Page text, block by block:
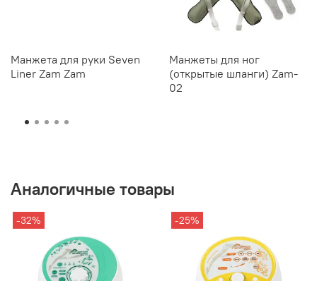
Манжета для руки Seven
Liner Zam Zam
Манжеты для ног
(открытые шланги) Zam-
02
Аналогичные товары
-32% -25%